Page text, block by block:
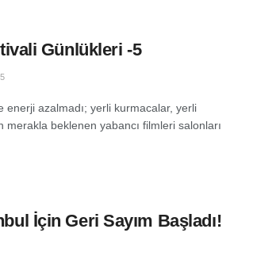
Günlükleri -5
enerji azalmadı; yerli kurmacalar, yerli
merakla beklenen yabancı filmleri salonları
İçin Geri Sayım Başladı!